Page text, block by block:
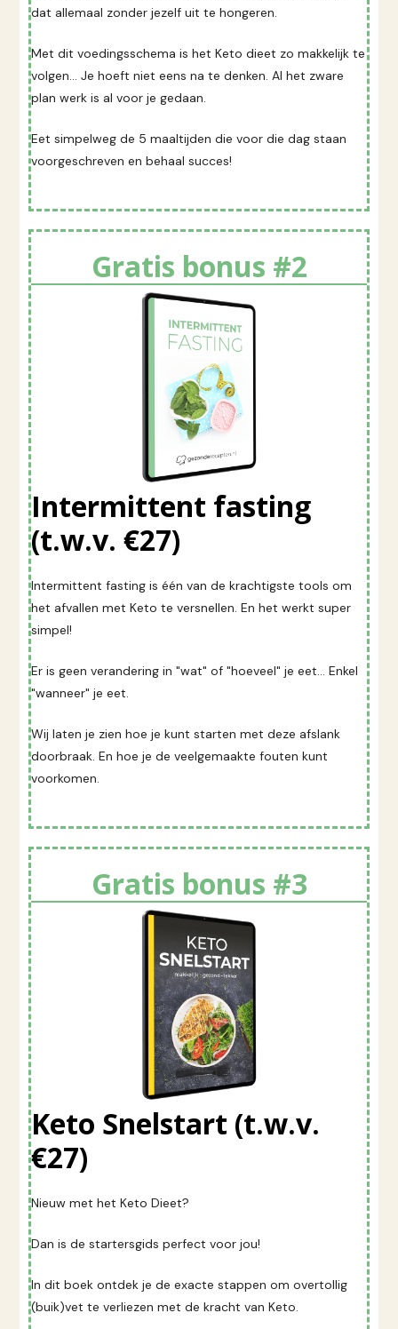
dat allemaal zonder jezelf uit te hongeren.
Met dit voedingsschema is het Keto dieet zo makkelijk te
volgen... Je hoeft niet eens na te denken. Al het zware
plan werk is al voor je gedaan.
Eet simpelweg de 5 maaltijden die voor die dag staan
voorgeschreven en behaal succes!
Gratis bonus #2
Intermittent fasting
(t.w.v. €27)
Intermittent fasting is één van de krachtigste tools om
het afvallen met Keto te versnellen. En het werkt super
simpel!
Er is geen verandering in "wat" of "hoeveel" je eet... Enkel
"wanneer" je eet.
Wij laten je zien hoe je kunt starten met deze afslank
doorbraak. En hoe je de veelgemaakte fouten kunt
voorkomen.
Gratis bonus #3
Keto Snelstart (t.w.v.
€27)
Nieuw met het Keto Dieet?
Dan is de startersgids perfect voor jou!
In dit boek ontdek je de exacte stappen om overtollig
(buik)vet te verliezen met de kracht van Keto.